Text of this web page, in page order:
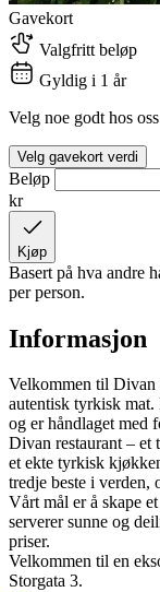
Gavekort
Valgfritt beløp
Gyldig i 1 år
Velg noe godt hos oss
Velg gavekort verdi
Beløp
kr
Kjøp
Basert på hva andre
per person.
Informasjon
Velkommen til Divan
autentisk tyrkisk mat.
og er håndlaget med
Divan restaurant – et
et ekte tyrkisk
tredje beste i verden,
Vårt mål er å skape
serverer sunne og
priser.
Velkommen til en
Storgata 3.